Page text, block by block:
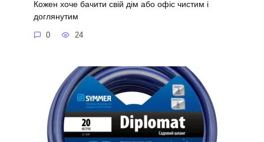
Кожен хоче бачити свій дім або офіс чистим і
доглянутим
0 24